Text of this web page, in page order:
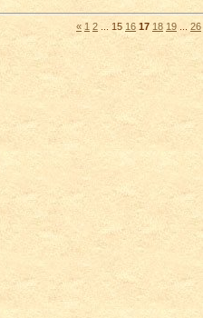
« 1 2 15 16 17 18 19 26